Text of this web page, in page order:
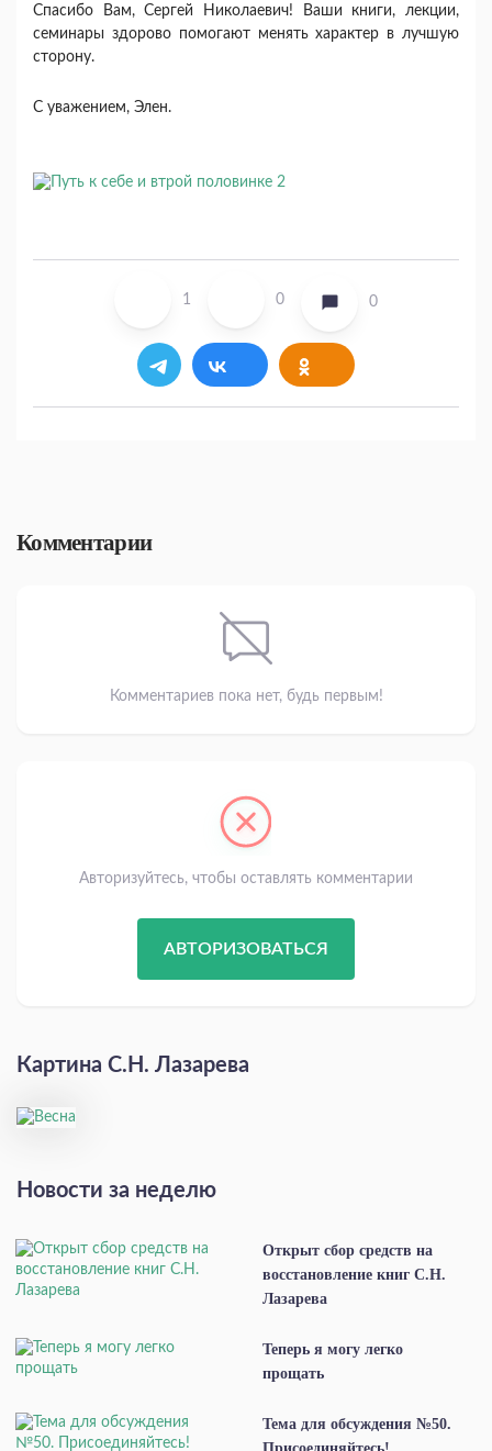
Спасибо Вам, Сергей Николаевич! Ваши книги, лекции,
семинары здорово помогают менять характер в лучшую
сторону.
С уважением, Элен.
1 0 0
Комментарии
Комментариев пока нет, будь первым!
Авторизуйтесь, чтобы оставлять комментарии
АВТОРИЗОВАТЬСЯ
Картина С.Н. Лазарева
Новости за неделю
Открыт сбор средств на
восстановление книг С.Н.
Лазарева
Теперь я могу легко
прощать
Тема для обсуждения №50.